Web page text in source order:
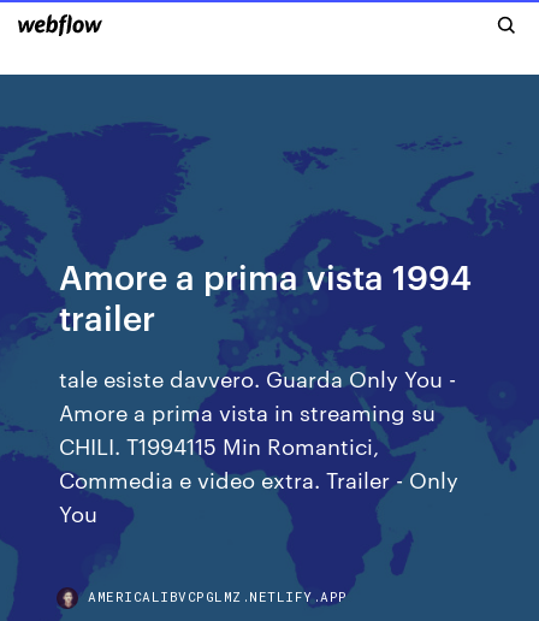
Amore a prima vista 1994
trailer
tale esiste davvero. Guarda Only You -
Amore a prima vista in streaming su
CHILI. T1994115 Min Romantici,
Commedia e video extra. Trailer - Only
You
AMERICALIBVCPGLMZ.NETLIFY.APP